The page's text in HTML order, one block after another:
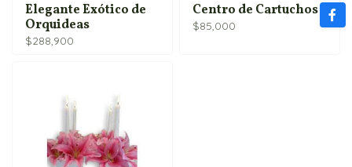
Elegante Exótico de
Orquideas
$288,900
Centro de Cartuchos
$85,000